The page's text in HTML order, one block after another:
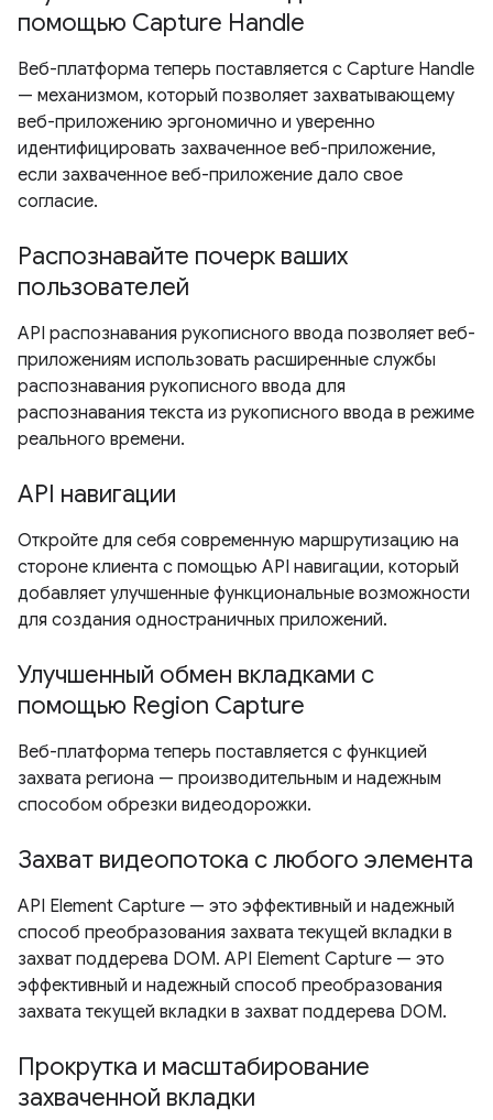
помощью Capture Handle
Веб-платформа теперь поставляется с Capture Handle
— механизмом, который позволяет захватывающему
веб-приложению эргономично и уверенно
идентифицировать захваченное веб-приложение,
если захваченное веб-приложение дало свое
согласие.
Распознавайте почерк ваших
пользователей
API распознавания рукописного ввода позволяет веб-
приложениям использовать расширенные службы
распознавания рукописного ввода для
распознавания текста из рукописного ввода в режиме
реального времени.
API навигации
Откройте для себя современную маршрутизацию на
стороне клиента с помощью API навигации, который
добавляет улучшенные функциональные возможности
для создания одностраничных приложений.
Улучшенный обмен вкладками с
помощью Region Capture
Веб-платформа теперь поставляется с функцией
захвата региона — производительным и надежным
способом обрезки видеодорожки.
Захват видеопотока с любого элемента
API Element Capture — это эффективный и надежный
способ преобразования захвата текущей вкладки в
захват поддерева DOM. API Element Capture — это
эффективный и надежный способ преобразования
захвата текущей вкладки в захват поддерева DOM.
Прокрутка и масштабирование
захваченной вкладки